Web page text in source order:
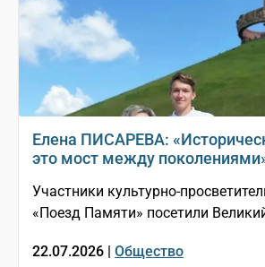
Елена ПИСАРЕВА:
это мост между
Участники культурно-
«Поезд Памяти» посетили
22.07.2026 | Общество